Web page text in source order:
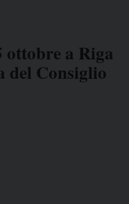
a Riga
del Consiglio